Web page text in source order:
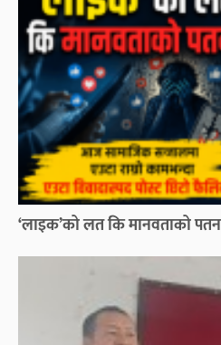
‘लाइक’को लत कि मानवताको